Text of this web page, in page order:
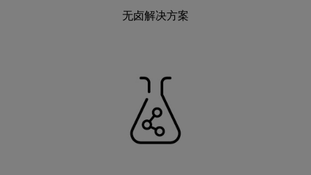
无卤解决方案